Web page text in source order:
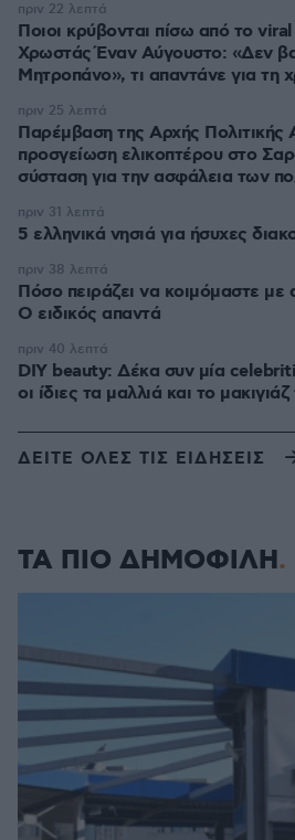
Ποιοι κρύβονται πίσω από το
Χρωστάς Έναν Αύγουστο: «Δεν
Μητροπάνο», τι απαντάνε για τη
πριν 22 λεπτά
Παρέμβαση της Αρχής Πολιτικής
προσγείωση ελικοπτέρου στο
σύσταση για την ασφάλεια των
πριν 25 λεπτά
5 ελληνικά νησιά για ήσυχες
πριν 31 λεπτά
Πόσο πειράζει να κοιμόμαστε με
Ο ειδικός απαντά
πριν 38 λεπτά
DIY beauty: Δέκα συν μία
οι ίδιες τα μαλλιά και το
πριν 40 λεπτά
ΔΕΙΤΕ ΟΛΕΣ ΤΙΣ ΕΙΔΗΣΕΙΣ
ΤΑ ΠΙΟ ΔΗΜΟΦΙΛΗ